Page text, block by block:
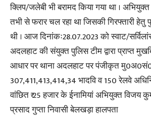
क्लिप/जलेबी भी बरामद किया गया था ।
तभी से फरार चल रहा था जिसकी गिरफ्तारी हेतु
थी । आज दिनांकः28.07.2023 को स्वाट/
अदलहाट की संयुक्त पुलिस टीम द्वारा प्राप्त
आधार पर थाना अदलहाट पर पंजीकृत
307,411,413,414,34 भादवि व 150 रेलवे
वांछित ₹ 25 हजार के ईनामियां अभियुक्त विजय
प्रसाद गुप्ता निवासी बेलखड़ा हालपता